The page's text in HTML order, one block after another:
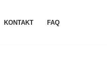
KONTAKT FAQ